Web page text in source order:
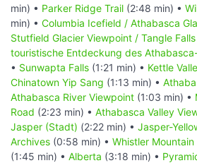
min) • Parker Ridge Trail (2:48 min) •
min) • Columbia Icefield / Athabasca
Stutfield Glacier Viewpoint / Tangle Falls
touristische Entdeckung des
• Sunwapta Falls (1:21 min) • Kettle
Chinatown Yip Sang (1:13 min) •
Athabasca River Viewpoint (1:03 min) •
Road (2:23 min) • Athabasca Valley
Jasper (Stadt) (2:22 min) • Jasper-
Archives (0:58 min) • Whistler
(1:45 min) • Alberta (3:18 min) •